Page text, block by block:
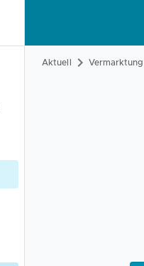
Aktuell